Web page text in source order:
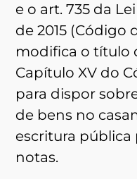
e o art. 735 da
de 2015 (Código
modifica o título
Capítulo XV do
para dispor
de bens no
escritura
notas.